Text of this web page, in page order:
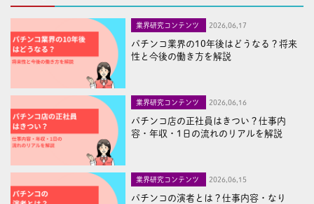
業界研究コンテンツ 2026,06,17
パチンコ業界の10年後はどうなる？将来
性と今後の働き方を解説
業界研究コンテンツ 2026,06,16
パチンコ店の正社員はきつい？仕事内
容・年収・1日の流れのリアルを解説
業界研究コンテンツ 2026,06,15
パチンコの演者とは？仕事内容・なり